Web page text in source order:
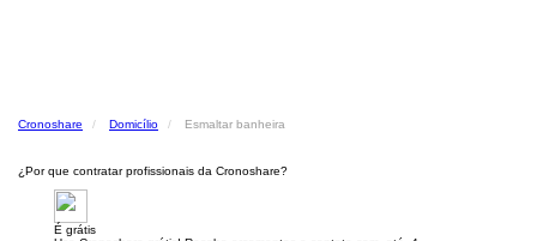
Cronoshare Domicílio Esmaltar banheira
¿Por que contratar profissionais da Cronoshare?
É grátis